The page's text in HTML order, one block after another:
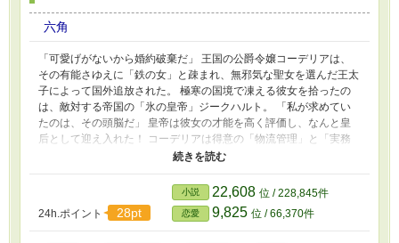
六角
「可愛げがないから婚約破棄だ」 王国の公爵令嬢コーデリアは、
その有能さゆえに「鉄の女」と疎まれ、無邪気な聖女を選んだ王太
子によって国外追放された。 極寒の国境で凍える彼女を拾ったの
は、敵対する帝国の「氷の皇帝」ジークハルト。 「私が求めてい
たのは、その頭脳だ」 皇帝は彼女の才能を高く評価し、なんと皇
后として迎え入れた！ コーデリアは得意の「物流管理」と「実務
能力」で帝国を黄金時代へと導き、氷の皇帝から極上の溺愛を受け
破綻。焦った元婚約者は戦争を仕掛けてくるが、コーデリアの完璧
な策の前に為す術なく敗北する。 和平交渉の席、泥まみれで土下
座する元王子に対し、美しき皇后は冷ややかに言い放つ。 「頭が
高いのではないでしょうか？ 私はもう、貴国を支配する帝国の皇
24h.ポイント 28pt
小説 22,608 位 / 228,845件
恋愛 9,825 位 / 66,370件